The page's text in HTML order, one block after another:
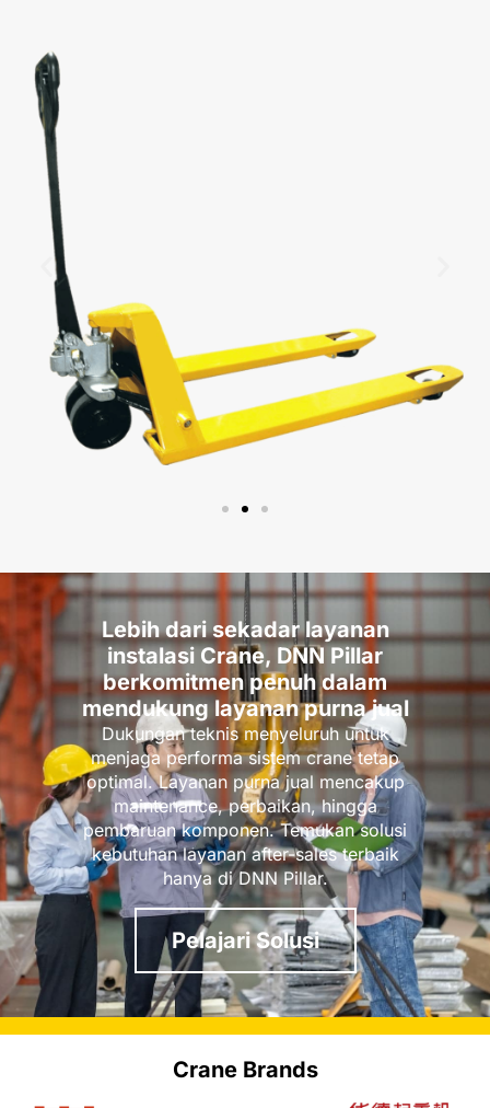
Lebih dari sekadar layanan
instalasi Crane, DNN Pillar
berkomitmen penuh dalam
mendukung layanan purna jual
Dukungan teknis menyeluruh untuk
menjaga performa sistem crane tetap
optimal. Layanan purna jual mencakup
maintenance, perbaikan, hingga
pembaruan komponen. Temukan solusi
kebutuhan layanan after-sales terbaik
hanya di DNN Pillar.
Pelajari Solusi
Crane Brands